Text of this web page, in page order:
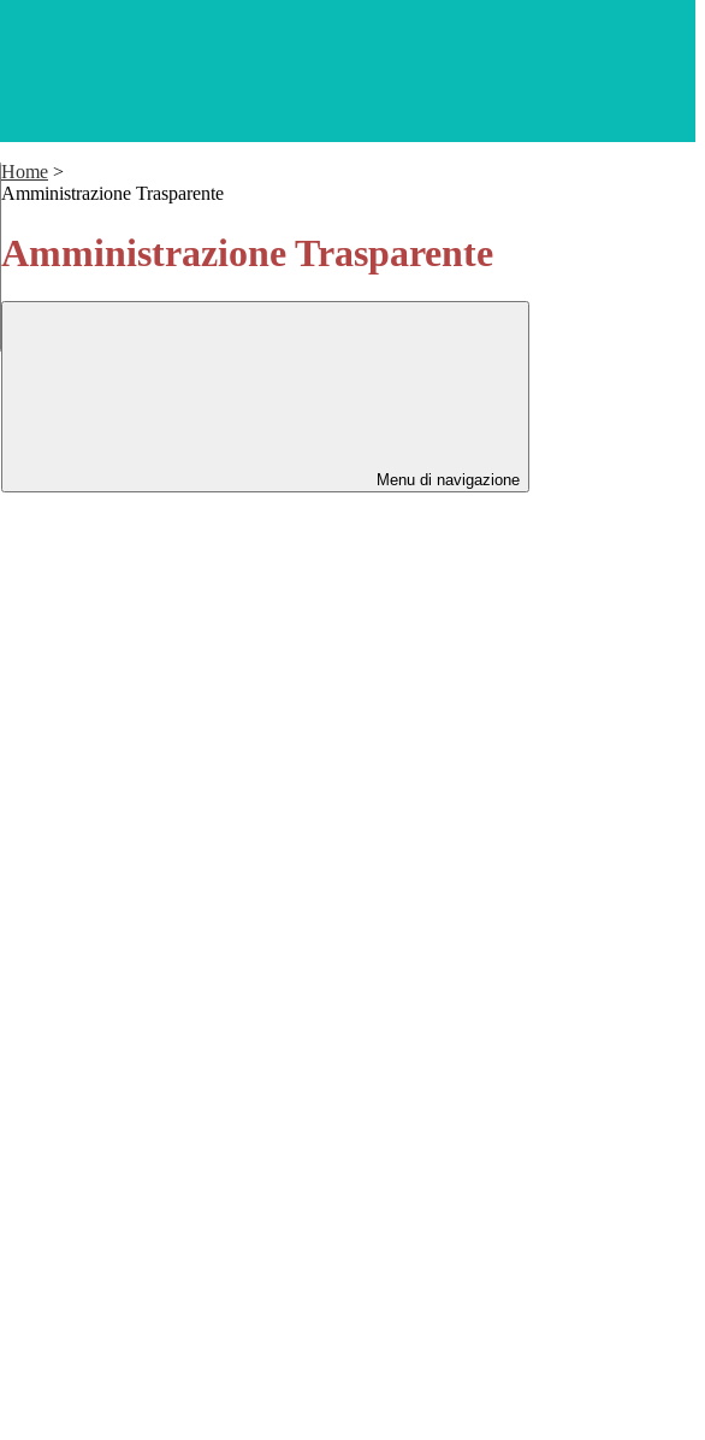
Home >
Amministrazione Trasparente
Amministrazione Trasparente
Menu di navigazione